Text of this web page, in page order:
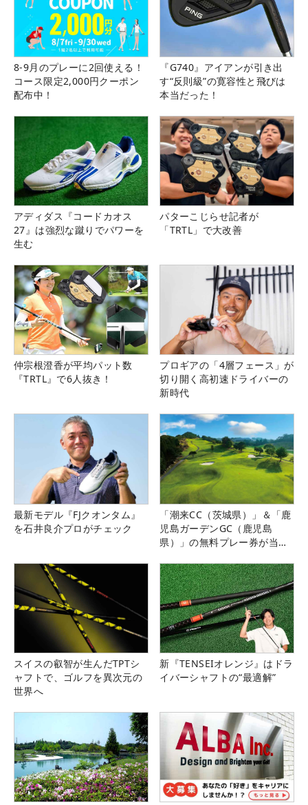
8-9月のプレーに2回使える！
コース限定2,000円クーポン
配布中！
『G740』アイアンが引き出
す“反則級”の寛容性と飛びは
本当だった！
アディダス『コードカオス
27』は強烈な蹴りでパワーを
生む
パターこじらせ記者が
「TRTL」で大改善
仲宗根澄香が平均パット数
『TRTL』で6人抜き！
プロギアの「4層フェース」が
切り開く高初速ドライバーの
新時代
最新モデル『FJクオンタム』
を石井良介プロがチェック
「潮来CC（茨城県）」＆「鹿
児島ガーデンGC（鹿児島
県）」の無料プレー券が当た
スイスの叡智が生んだTPTシ
ャフトで、ゴルフを異次元の
世界へ
新『TENSEIオレンジ』はドラ
イバーシャフトの“最適解”